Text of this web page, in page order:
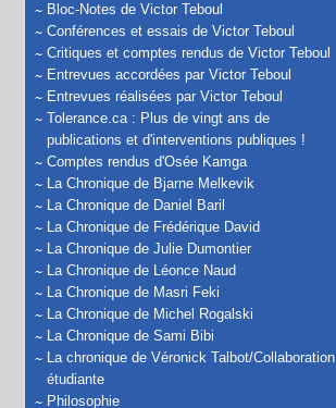
Bloc-Notes de Victor Teboul
Conférences et essais de Victor Teboul
Critiques et comptes rendus de Victor Teboul
Entrevues accordées par Victor Teboul
Entrevues réalisées par Victor Teboul
Tolerance.ca : Plus de vingt ans de
publications et d'interventions publiques !
Comptes rendus d'Osée Kamga
La Chronique de Bjarne Melkevik
La Chronique de Daniel Baril
La Chronique de Frédérique David
La Chronique de Julie Dumontier
La Chronique de Léonce Naud
La Chronique de Masri Feki
La Chronique de Michel Rogalski
La Chronique de Sami Bibi
La chronique de Véronick Talbot/Collaboration
étudiante
Philosophie